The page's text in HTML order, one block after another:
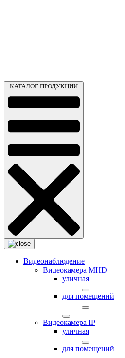
КАТАЛОГ ПРОДУКЦИИ
Видеонаблюдение
Видеокамера MНD
уличная
для помещений
Видеокамера IP
уличная
для помещений